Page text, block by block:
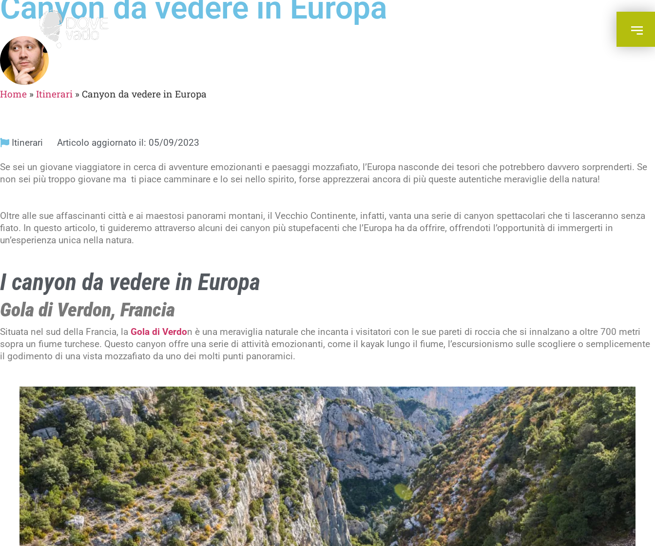
Canyon da vedere in Europa
Home » Itinerari » Canyon da vedere in Europa
Itinerari Articolo aggiornato il: 05/09/2023
Se sei un giovane viaggiatore in cerca di avventure emozionanti e paesaggi mozzafiato, l’Europa nasconde dei tesori che potrebbero davvero sorprenderti. Se
non sei più troppo giovane ma ti piace camminare e lo sei nello spirito, forse apprezzerai ancora di più queste autentiche meraviglie della natura!
Oltre alle sue affascinanti città e ai maestosi panorami montani, il Vecchio Continente, infatti, vanta una serie di canyon spettacolari che ti lasceranno senza
fiato. In questo articolo, ti guideremo attraverso alcuni dei canyon più stupefacenti che l’Europa ha da offrire, offrendoti l’opportunità di immergerti in
un’esperienza unica nella natura.
I canyon da vedere in Europa
Gola di Verdon, Francia
Situata nel sud della Francia, la Gola di Verdon è una meraviglia naturale che incanta i visitatori con le sue pareti di roccia che si innalzano a oltre 700 metri
sopra un fiume turchese. Questo canyon offre una serie di attività emozionanti, come il kayak lungo il fiume, l’escursionismo sulle scogliere o semplicemente
il godimento di una vista mozzafiato da uno dei molti punti panoramici.